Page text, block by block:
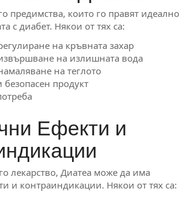
предимства, които го правят идеално
с диабет. Някои от тях са:
на кръвната захар
на излишната вода
на теглото
безопасен продукт
Ефекти и
лекарство, Диатеа може да има
и контраиндикации. Някои от тях са: